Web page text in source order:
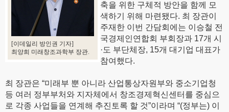
[이데일리 방인권 기자]
최양희 미래창조과학부 장관.
축을 위한 구체적 방안을 함께 모
색하기 위해 마련됐다. 최 장관이
주재한 이번 간담회에는 이승철 전
국경제인연합회 부회장과 17개 시
·도 부단체장, 15개 대기업 대표가
참여했다.
최 장관은 “미래부 뿐 아니라 산업통상자원부와 중소기업청
등 여러 정부부처와 지자체에서 창조경제혁신센터를 중심으
로 각종 사업들을 연계해 추진토록 할 것”이라며 “(정부는) 이